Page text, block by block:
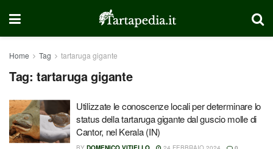
Home Tag tartaruga gigante
Tag: tartaruga gigante
Utilizzate le conoscenze locali per determinare lo
status della tartaruga gigante dal guscio molle di
Cantor, nel Kerala (IN)